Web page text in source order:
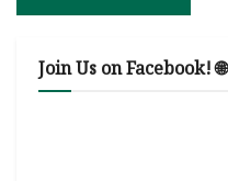
Join Us on Facebook! 🌐